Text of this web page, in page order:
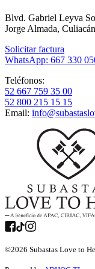
Blvd. Gabriel Leyva
Jorge Almada,
Solicitar factura
WhatsApp: 667 330
Teléfonos:
52 667 759 35 00
52 800 215 15 15
Email:
©2026 Subastas Love to